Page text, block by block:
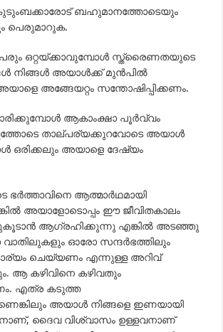
കുടുംബക്കാരോട് ബഹുമാനത്തോടെയും
പെരുമാറുക.
ഒറ്റയ്ക്കാവുമ്പോള്‍ സ്ത്രൈണതയുടെ
നിങ്ങള്‍ അയാള്‍ക്ക്‌ മുന്‍പില്‍
അങ്ങേയറ്റം സന്തോഷിപ്പിക്കണം.
ആകാംക്ഷാ പൂര്‍വ്വം
താല്പര്യക്കുറവോടെ അയാള്‍
ഒരിക്കലും അയാളെ ദേഷ്യം
ഭര്‍ത്താവിനെ ആത്മാര്‍ഥമായി
അയാളോടൊപ്പം ഈ ജീവിതകാലം
ആഗ്രഹിക്കുന്നു എങ്കില്‍ അടഞ്ഞു
ഓരോ സന്ദര്‍ഭത്തിലും
ചെയ്യണം എന്നുള്ള അറിവ്
ആ കഴിവിനെ കഴിവതും
എത്ര കടുത്ത
അയാള്‍ നിങ്ങളെ ഇണയായി
ദൈവ വിശ്വാസം ഉള്ളവനാണ്